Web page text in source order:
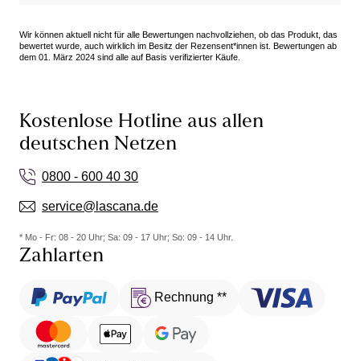
Wir können aktuell nicht für alle Bewertungen nachvollziehen, ob das Produkt, das
bewertet wurde, auch wirklich im Besitz der Rezensent*innen ist. Bewertungen ab
dem 01. März 2024 sind alle auf Basis verifizierter Käufe.
Kostenlose Hotline aus allen
deutschen Netzen
0800 - 600 40 30
service@lascana.de
* Mo - Fr: 08 - 20 Uhr; Sa: 09 - 17 Uhr; So: 09 - 14 Uhr.
Zahlarten
Rechnung **